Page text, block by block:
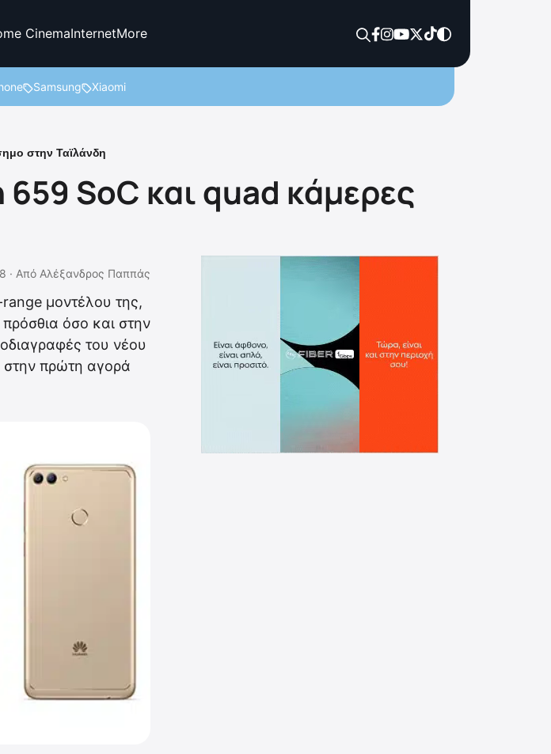
CinemaInternetMore
Samsung Xiaomi
στην Ταϊλάνδη
SoC και quad κάμερες
· Από Αλέξανδρος Παππάς
μοντέλου της,
όσο και στην
του νέου
στην πρώτη αγορά